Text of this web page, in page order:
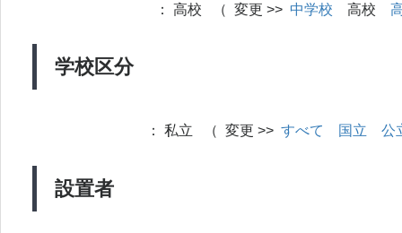
学校区分
： 高校 （ 変更 >> 中学校 高校
設置者
： 私立 （ 変更 >> すべて 国立 公